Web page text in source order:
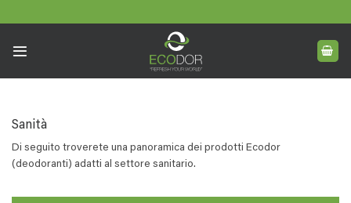
to
Sanità
Di seguito troverete una panoramica dei prodotti Ecodor
(deodoranti) adatti al settore sanitario.